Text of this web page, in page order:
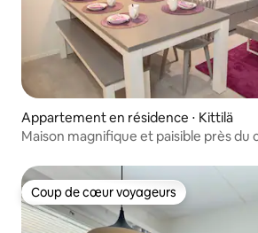
Appartement en résidence ⋅ Kittilä
Maison magnifique et paisible près du
Coup de cœur voyageurs
Coup de cœur voyageurs